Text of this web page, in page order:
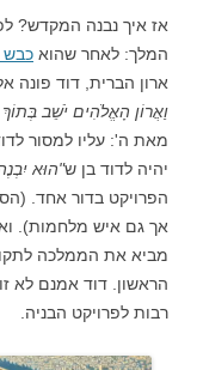
אז איך נבנה המקדש?
המלך: לאחר שהוא כבש
ארון הברית, דוד פונה
וַאֲרוֹן הָאֱלֹהִים יֹשֵׁב
מאת ה': עליו למסור
יהיה לדוד בן ש"הוּא
הפרויקט בדור אחד.
אך גם איש מלחמות).
מביא את הממלכה
הראשון. דוד אמנם לא
רבות לפרויקט הבניה.